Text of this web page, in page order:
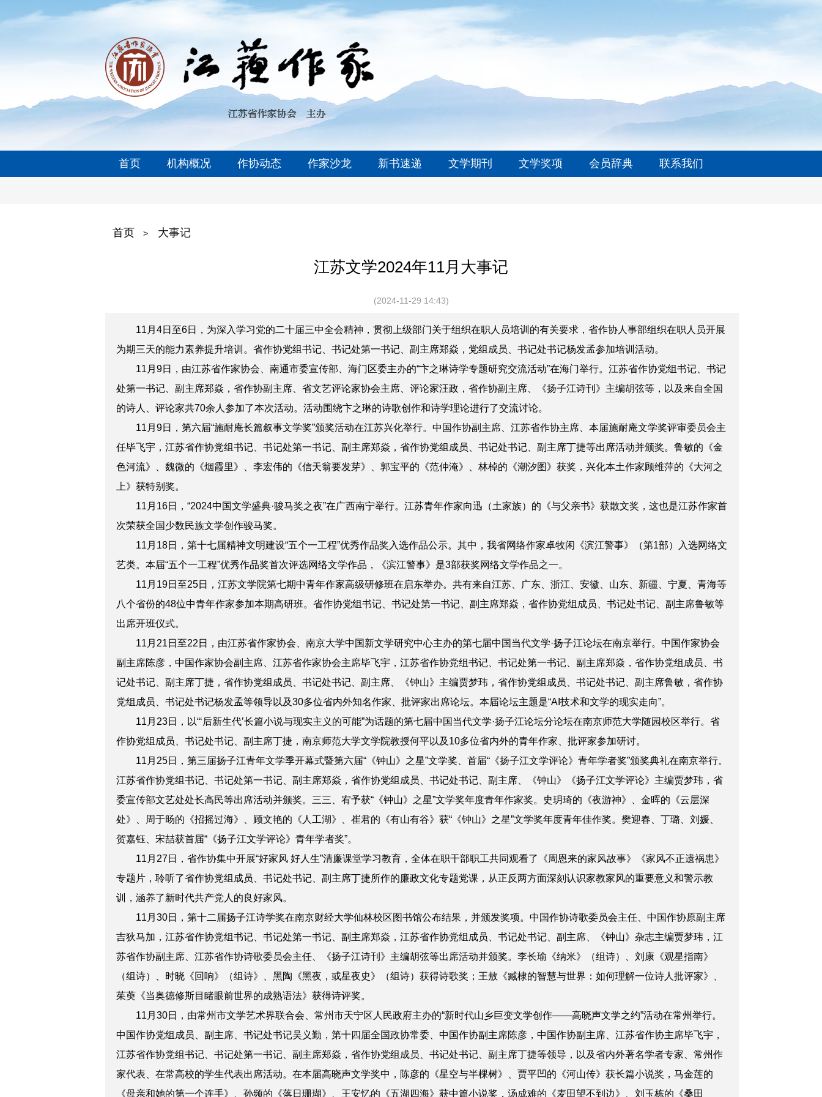
首页 机构概况 作协动态 作家沙龙 新书速递 文学期刊 文学奖项 会员辞典 联系我们
首页 > 大事记
江苏文学2024年11月大事记
(2024-11-29 14:43)
11月4日至6日，为深入学习党的二十届三中全会精神，贯彻上级部门关于组织在职人员培训的有关要求，省作协人事部组织在职人员开展
为期三天的能力素养提升培训。省作协党组书记、书记处第一书记、副主席郑焱，党组成员、书记处书记杨发孟参加培训活动。
11月9日，由江苏省作家协会、南通市委宣传部、海门区委主办的“卞之琳诗学专题研究交流活动”在海门举行。江苏省作协党组书记、书记
处第一书记、副主席郑焱，省作协副主席、省文艺评论家协会主席、评论家汪政，省作协副主席、《扬子江诗刊》主编胡弦等，以及来自全国
的诗人、评论家共70余人参加了本次活动。活动围绕卞之琳的诗歌创作和诗学理论进行了交流讨论。
11月9日，第六届“施耐庵长篇叙事文学奖”颁奖活动在江苏兴化举行。中国作协副主席、江苏省作协主席、本届施耐庵文学奖评审委员会主
任毕飞宇，江苏省作协党组书记、书记处第一书记、副主席郑焱，省作协党组成员、书记处书记、副主席丁捷等出席活动并颁奖。鲁敏的《金
色河流》、魏微的《烟霞里》、李宏伟的《信天翁要发芽》、郭宝平的《范仲淹》、林棹的《潮汐图》获奖，兴化本土作家顾维萍的《大河之
上》获特别奖。
11月16日，“2024中国文学盛典·骏马奖之夜”在广西南宁举行。江苏青年作家向迅（土家族）的《与父亲书》获散文奖，这也是江苏作家首
次荣获全国少数民族文学创作骏马奖。
11月18日，第十七届精神文明建设“五个一工程”优秀作品奖入选作品公示。其中，我省网络作家卓牧闲《滨江警事》（第1部）入选网络文
艺类。本届“五个一工程”优秀作品奖首次评选网络文学作品，《滨江警事》是3部获奖网络文学作品之一。
11月19日至25日，江苏文学院第七期中青年作家高级研修班在启东举办。共有来自江苏、广东、浙江、安徽、山东、新疆、宁夏、青海等
八个省份的48位中青年作家参加本期高研班。省作协党组书记、书记处第一书记、副主席郑焱，省作协党组成员、书记处书记、副主席鲁敏等
出席开班仪式。
11月21日至22日，由江苏省作家协会、南京大学中国新文学研究中心主办的第七届中国当代文学·扬子江论坛在南京举行。中国作家协会
副主席陈彦，中国作家协会副主席、江苏省作家协会主席毕飞宇，江苏省作协党组书记、书记处第一书记、副主席郑焱，省作协党组成员、书
记处书记、副主席丁捷，省作协党组成员、书记处书记、副主席、《钟山》主编贾梦玮，省作协党组成员、书记处书记、副主席鲁敏，省作协
党组成员、书记处书记杨发孟等领导以及30多位省内外知名作家、批评家出席论坛。本届论坛主题是“AI技术和文学的现实走向”。
11月23日，以“‘后新生代’长篇小说与现实主义的可能”为话题的第七届中国当代文学·扬子江论坛分论坛在南京师范大学随园校区举行。省
作协党组成员、书记处书记、副主席丁捷，南京师范大学文学院教授何平以及10多位省内外的青年作家、批评家参加研讨。
11月25日，第三届扬子江青年文学季开幕式暨第六届“《钟山》之星”文学奖、首届“《扬子江文学评论》青年学者奖”颁奖典礼在南京举行。
江苏省作协党组书记、书记处第一书记、副主席郑焱，省作协党组成员、书记处书记、副主席、《钟山》《扬子江文学评论》主编贾梦玮，省
委宣传部文艺处处长高民等出席活动并颁奖。三三、宥予获“《钟山》之星”文学奖年度青年作家奖。史玥琦的《夜游神》、金晖的《云层深
处》、周于旸的《招摇过海》、顾文艳的《人工湖》、崔君的《有山有谷》获“《钟山》之星”文学奖年度青年佳作奖。樊迎春、丁璐、刘媛、
贺嘉钰、宋喆获首届“《扬子江文学评论》青年学者奖”。
11月27日，省作协集中开展“好家风 好人生”清廉课堂学习教育，全体在职干部职工共同观看了《周恩来的家风故事》《家风不正遗祸患》
专题片，聆听了省作协党组成员、书记处书记、副主席丁捷所作的廉政文化专题党课，从正反两方面深刻认识家教家风的重要意义和警示教
训，涵养了新时代共产党人的良好家风。
11月30日，第十二届扬子江诗学奖在南京财经大学仙林校区图书馆公布结果，并颁发奖项。中国作协诗歌委员会主任、中国作协原副主席
吉狄马加，江苏省作协党组书记、书记处第一书记、副主席郑焱，江苏省作协党组成员、书记处书记、副主席、《钟山》杂志主编贾梦玮，江
苏省作协副主席、江苏省作协诗歌委员会主任、《扬子江诗刊》主编胡弦等出席活动并颁奖。李长瑜《纳米》（组诗）、刘康《观星指南》
（组诗）、时晓《回响》（组诗》、黑陶《黑夜，或星夜史》（组诗）获得诗歌奖；王敖《臧棣的智慧与世界：如何理解一位诗人批评家》、
茱萸《当奥德修斯目睹眼前世界的成熟语法》获得诗评奖。
11月30日，由常州市文学艺术界联合会、常州市天宁区人民政府主办的“新时代山乡巨变文学创作——高晓声文学之约”活动在常州举行。
中国作协党组成员、副主席、书记处书记吴义勤，第十四届全国政协常委、中国作协副主席陈彦，中国作协副主席、江苏省作协主席毕飞宇，
江苏省作协党组书记、书记处第一书记、副主席郑焱，省作协党组成员、书记处书记、副主席丁捷等领导，以及省内外著名学者专家、常州作
家代表、在常高校的学生代表出席活动。在本届高晓声文学奖中，陈彦的《星空与半棵树》、贾平凹的《河山传》获长篇小说奖，马金莲的
《母亲和她的第一个连手》、孙频的《落日珊瑚》、王安忆的《五湖四海》获中篇小说奖，汤成难的《麦田望不到边》、刘玉栋的《桑田